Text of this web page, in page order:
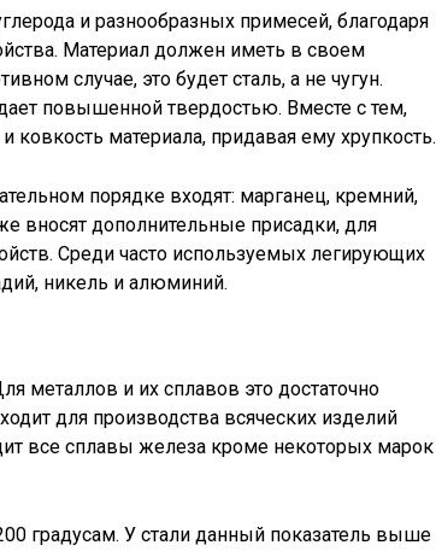
и разнообразных примесей, благодаря
Материал должен иметь в своем
случае, это будет сталь, а не чугун.
повышенной твердостью. Вместе с тем,
ковкость материала, придавая ему хрупкость.
порядке входят: марганец, кремний,
вносят дополнительные присадки, для
Среди часто используемых легирующих
никель и алюминий.
металлов и их сплавов это достаточно
для производства всяческих изделий
все сплавы железа кроме некоторых марок
градусам. У стали данный показатель выше